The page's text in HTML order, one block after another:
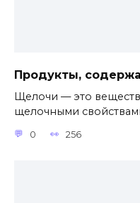
Продукты,
Щелочи — это
щелочными
0 256